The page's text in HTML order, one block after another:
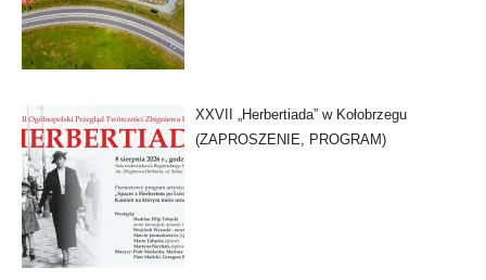
XXVII „Herbertiada” w Kołobrzegu
(ZAPROSZENIE, PROGRAM)